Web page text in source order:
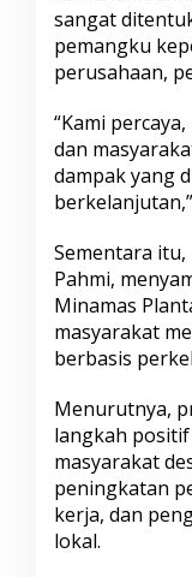
sangat
pemangku
perusahaan,
“Kami
dan
dampak yang
Sementara itu,
Pahmi,
Minamas
masyarakat
berbasis
Menurutnya,
langkah
masyarakat
peningkatan
kerja, dan
lokal.